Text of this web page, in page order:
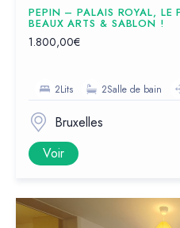
PEPIN – PALAIS ROYAL, LE
BEAUX ARTS & SABLON !
1.800,00€
2Lits 2Salle de bain
Bruxelles
Voir